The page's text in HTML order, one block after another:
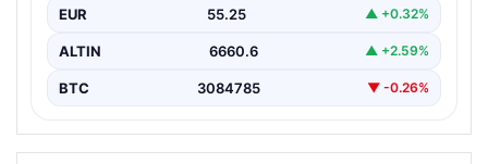
EUR 55.25 ▲ +0.32%
ALTIN 6660.6 ▲ +2.59%
BTC 3084785 ▼ -0.26%